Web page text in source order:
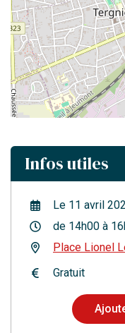
Infos utiles
Le 11 avril
de 14h00 à
Place Lionel
Gratuit